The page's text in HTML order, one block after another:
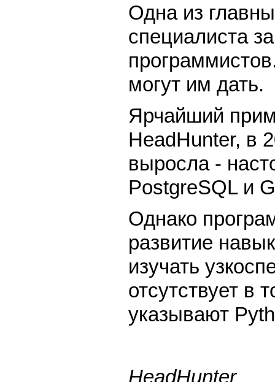
Одна из
специалиста
могут им дать.
Ярчайший
HeadHunter, в
выросла -
PostgreSQL и
Однако
развитие
изучать
отсутствует в
указывают
HeadHunter